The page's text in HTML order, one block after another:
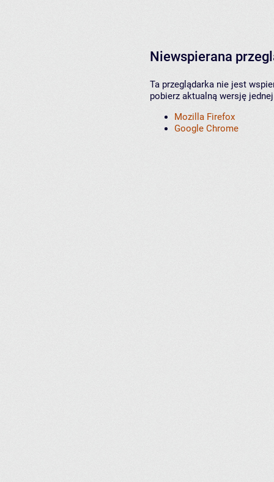
Niewspierana
Ta przeglądarka nie jest
pobierz aktualną wersję
Mozilla Firefox
Google Chrome